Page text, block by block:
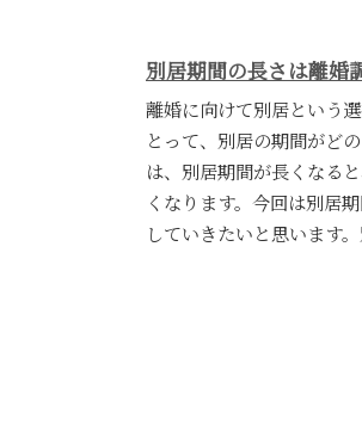
別居期間の長さは離婚
離婚に向けて別居という選
とって、別居の期間がど
は、別居期間が長くなる
くなります。今回は別居
していきたいと思います